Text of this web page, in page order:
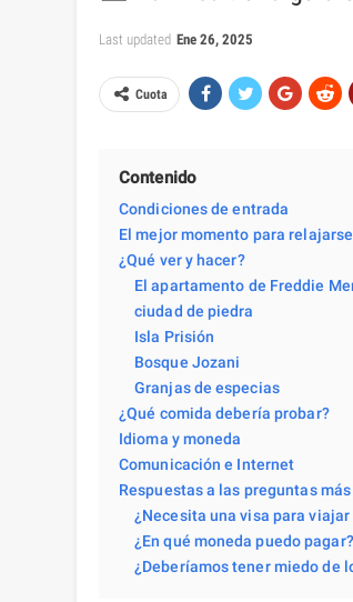
Last updated Ene 26, 2025
Cuota
Contenido
Condiciones de entrada
El mejor momento para relajarse
¿Qué ver y hacer?
El apartamento de Freddie
ciudad de piedra
Isla Prisión
Bosque Jozani
Granjas de especias
¿Qué comida debería probar?
Idioma y moneda
Comunicación e Internet
Respuestas a las preguntas
¿Necesita una visa para viajar
¿En qué moneda puedo pagar?
¿Deberíamos tener miedo de